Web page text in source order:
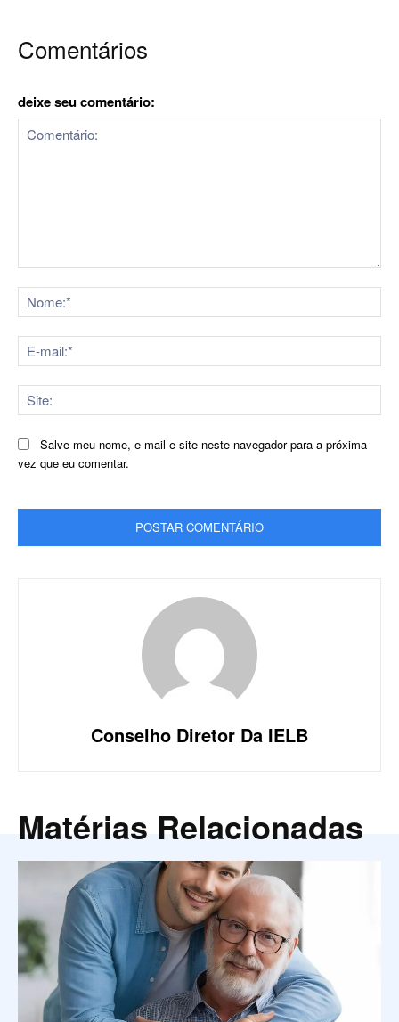
Comentários
deixe seu comentário:
Salve meu nome, e-mail e site neste navegador para a próxima
vez que eu comentar.
Conselho Diretor Da IELB
Matérias Relacionadas